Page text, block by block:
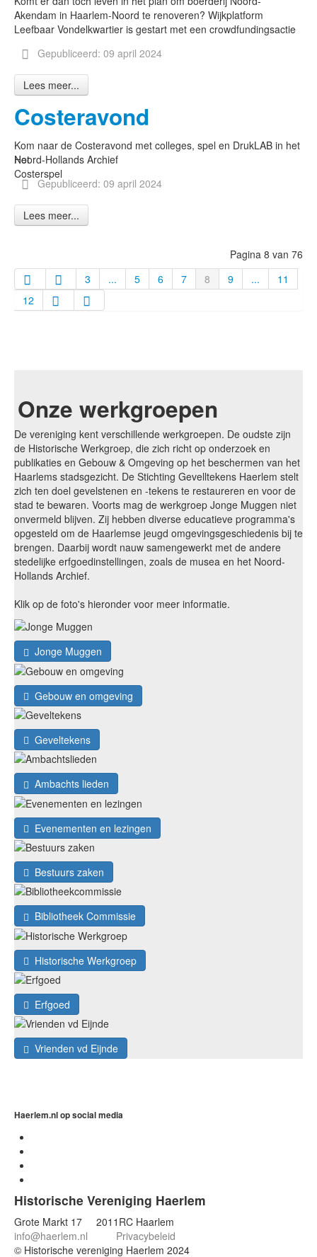
Akendam in Haarlem-Noord te renoveren? Wijkplatform
Leefbaar Vondelkwartier is gestart met een crowdfundingsactie
Gepubliceerd: 09 april 2024
Lees meer...
Costeravond
Het
Costerspel
Kom naar de Costeravond met colleges, spel en DrukLAB in het
Noord-Hollands Archief
Gepubliceerd: 09 april 2024
Lees meer...
Pagina 8 van 76
3
... 5 6 7 8 9 ...
11
12
Onze werkgroepen
De vereniging kent verschillende werkgroepen. De oudste zijn
de Historische Werkgroep, die zich richt op onderzoek en
publikaties en Gebouw & Omgeving op het beschermen van het
Haarlems stadsgezicht. De Stichting Gevelltekens Haerlem stelt
zich ten doel gevelstenen en -tekens te restaureren en voor de
stad te bewaren. Voorts mag de werkgroep Jonge Muggen niet
onvermeld blijven. Zij hebben diverse educatieve programma's
opgesteld om de Haarlemse jeugd omgevingsgeschiedenis bij te
brengen. Daarbij wordt nauw samengewerkt met de andere
stedelijke erfgoedinstellingen, zoals de musea en het Noord-
Hollands Archief.
Klik op de foto's hieronder voor meer informatie.
Jonge Muggen
Gebouw en omgeving
Geveltekens
Ambachts lieden
Evenementen en lezingen
Bestuurs zaken
Bibliotheek Commissie
Historische Werkgroep
Erfgoed
Vrienden vd Eijnde
Haerlem.nl op social media
Historische Vereniging Haerlem
Grote Markt 17 2011RC Haarlem
info@haerlem.nl
Privacybeleid
© Historische vereniging Haerlem 2024